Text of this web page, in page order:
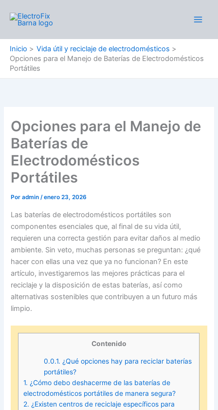
contenido
Inicio
Vida útil y reciclaje de electrodomésticos
Opciones para el Manejo de Baterías de Electrodomésticos
Portátiles
Opciones para el Manejo de
Baterías de
Electrodomésticos
Portátiles
Poradmin/enero 23, 2026
Las baterías de electrodomésticos portátiles son
componentes esenciales que, al final de su vida útil,
requieren una correcta gestión para evitar daños al medio
ambiente. Sin veto, muchas personas se preguntan: ¿qué
hacer con ellas una vez que ya no funcionan? En este
artículo, investigaremos las mejores prácticas para el
reciclaje y la disposición de estas baterías, así como
alternativas sostenibles que contribuyen a un futuro más
limpio.
Contenido
0.0.1. ¿Qué opciones hay para reciclar baterías
portátiles?
1. ¿Cómo debo deshacerme de las baterías de
electrodomésticos portátiles de manera segura?
2. ¿Existen centros de reciclaje específicos para